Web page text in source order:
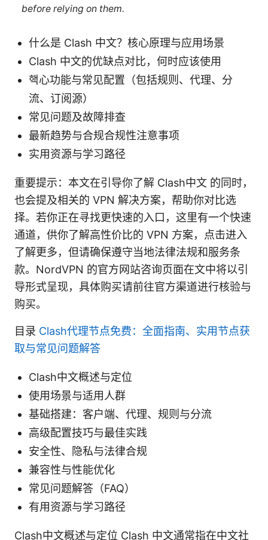
before relying on them.
什么是 Clash 中文？核心原理与应用场景
Clash 中文的优缺点对比，何时应该使用
핵心功能与常见配置（包括规则、代理、分
流、订阅源）
常见问题及故障排查
最新趋势与合规合规性注意事项
实用资源与学习路径
重要提示：本文在引导你了解 Clash中文 的同时，
也会提及相关的 VPN 解决方案，帮助你对比选
择。若你正在寻找更快速的入口，这里有一个快速
通道，供你了解高性价比的 VPN 方案，点击进入
了解更多，但请确保遵守当地法律法规和服务条
款。NordVPN 的官方网站咨询页面在文中将以引
导形式呈现，具体购买请前往官方渠道进行核验与
购买。
目录 Clash代理节点免费：全面指南、实用节点获
取与常见问题解答
Clash中文概述与定位
使用场景与适用人群
基础搭建：客户端、代理、规则与分流
高级配置技巧与最佳实践
安全性、隐私与法律合规
兼容性与性能优化
常见问题解答（FAQ）
有用资源与学习路径
Clash中文概述与定位 Clash 中文通常指在中文社